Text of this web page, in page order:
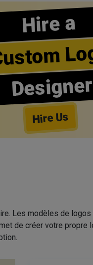
Hire a
Designer
Hire Us
Les modèles de
de créer votre propre